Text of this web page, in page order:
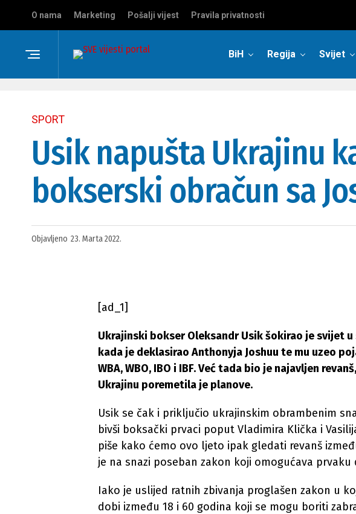
O nama Marketing Pošalji vijest Pravila privatnosti
BiH Regija Svijet
SPORT
Usik napušta Ukrajinu
bokserski obračun sa
Objavljeno 23. Marta 2022.
[ad_1]
Ukrajinski bokser Oleksandr Usik šokirao je svijet
kada je deklasirao Anthonyja Joshuu te mu uzeo
WBA, WBO, IBO i IBF. Već tada bio je najavljen
Ukrajinu poremetila je planove.
Usik se čak i priključio ukrajinskim obrambenim
bivši boksački prvaci poput Vladimira Klička i
piše kako ćemo ovo ljeto ipak gledati revanš
je na snazi poseban zakon koji omogućava
Iako je uslijed ratnih zbivanja proglašen zakon u
dobi između 18 i 60 godina koji se mogu boriti